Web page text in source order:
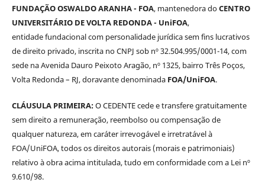
FUNDAÇÃO OSWALDO ARANHA - FOA, mantenedora doCENTRO
UNIVERSITÁRIO DE VOLTA REDONDA - UniFOA,
entidade fundacional com personalidade jurídica sem fins lucrativos
de direito privado, inscrita no CNPJ sob nº 32.504.995/0001-14, com
sede na Avenida Dauro Peixoto Aragão, nº 1325, bairro Três Poços,
Volta Redonda – RJ, doravante denominada FOA/UniFOA.
CLÁUSULA PRIMEIRA:O CEDENTE cede e transfere gratuitamente
sem direito a remuneração, reembolso ou compensação de
qualquer natureza, em caráter irrevogável e irretratável à
FOA/UniFOA, todos os direitos autorais (morais e patrimoniais)
relativo à obra acima intitulada, tudo em conformidade com a Lei nº
9.610/98.